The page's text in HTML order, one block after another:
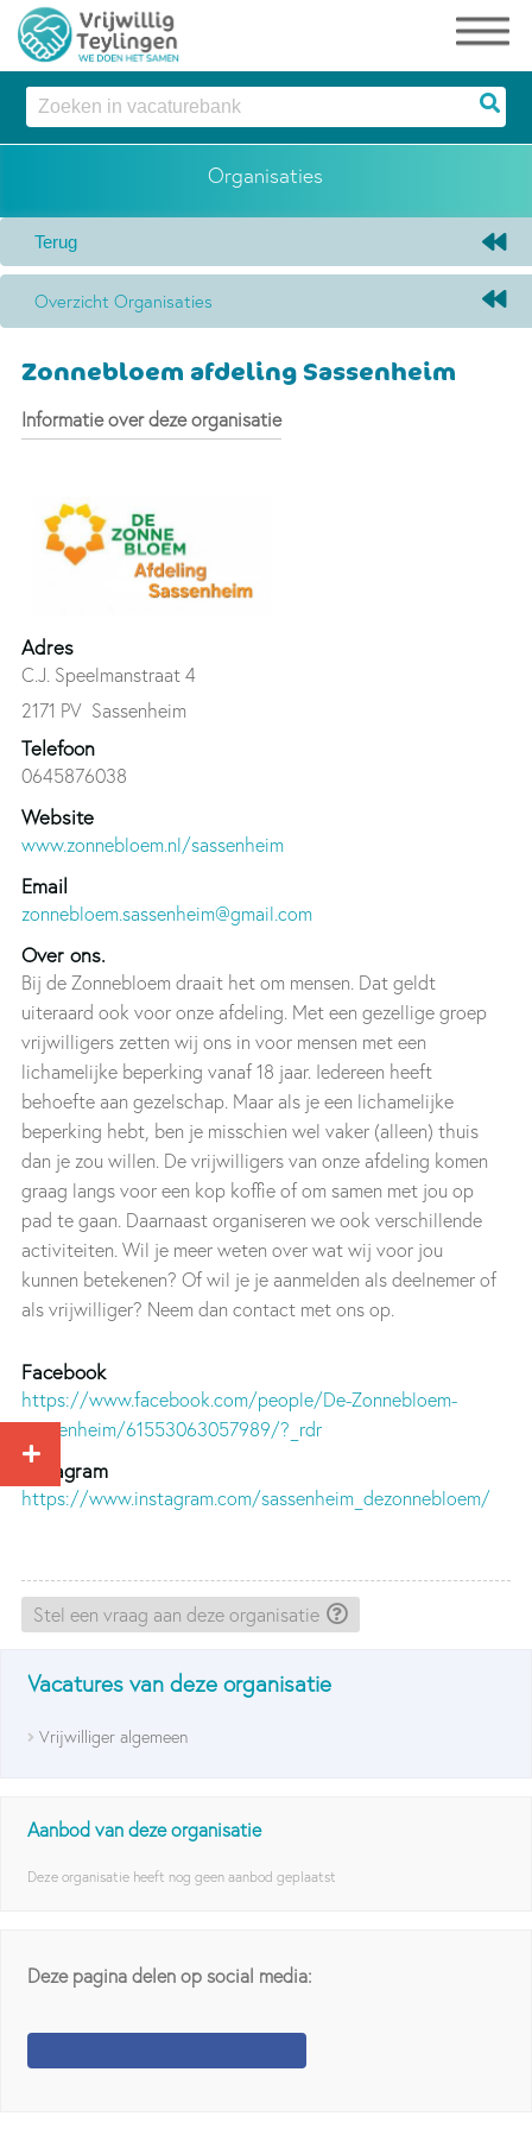
Organisaties
Overzicht Organisaties
Zonnebloem afdeling Sassenheim
Informatie over deze organisatie
Adres
C.J. Speelmanstraat 4
2171 PV Sassenheim
Telefoon
0645876038
Website
www.zonnebloem.nl/sassenheim
Email
zonnebloem.sassenheim@gmail.com
Over ons.
Bij de Zonnebloem draait het om mensen. Dat geldt
uiteraard ook voor onze afdeling. Met een gezellige groep
vrijwilligers zetten wij ons in voor mensen met een
lichamelijke beperking vanaf 18 jaar. Iedereen heeft
behoefte aan gezelschap. Maar als je een lichamelijke
beperking hebt, ben je misschien wel vaker (alleen) thuis
dan je zou willen. De vrijwilligers van onze afdeling komen
graag langs voor een kop koffie of om samen met jou op
pad te gaan. Daarnaast organiseren we ook verschillende
activiteiten. Wil je meer weten over wat wij voor jou
kunnen betekenen? Of wil je je aanmelden als deelnemer of
als vrijwilliger? Neem dan contact met ons op.
Facebook
https://www.facebook.com/people/De-Zonnebloem-
Sassenheim/61553063057989/?_rdr
Instagram
https://www.instagram.com/sassenheim_dezonnebloem/
Stel een vraag aan deze organisatie
Vacatures van deze organisatie
Vrijwilliger algemeen
Aanbod van deze organisatie
Deze organisatie heeft nog geen aanbod geplaatst
Deze pagina delen op social media: